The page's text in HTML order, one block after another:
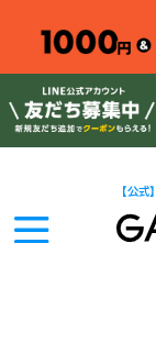
【公式】